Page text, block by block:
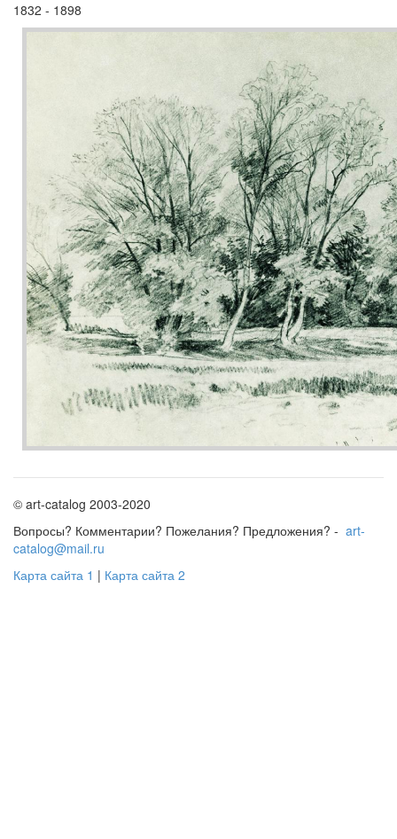
1832 - 1898
© art-catalog 2003-2020
Вопросы? Комментарии? Пожелания? Предложения? - art-
catalog@mail.ru
Карта сайта 1 | Карта сайта 2